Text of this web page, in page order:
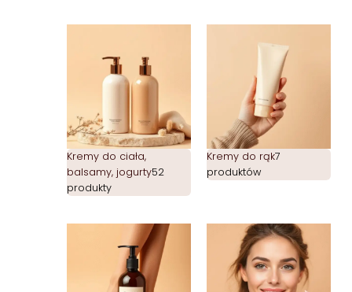
Kremy do ciała,
balsamy, jogurty52
produkty
Kremy do rąk7
produktów